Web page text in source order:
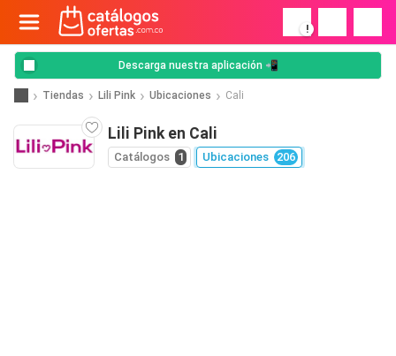
!
Descarga nuestra aplicación 📲
Tiendas Lili Pink Ubicaciones Cali
Lili Pink en Cali
Catálogos 1 Ubicaciones 206